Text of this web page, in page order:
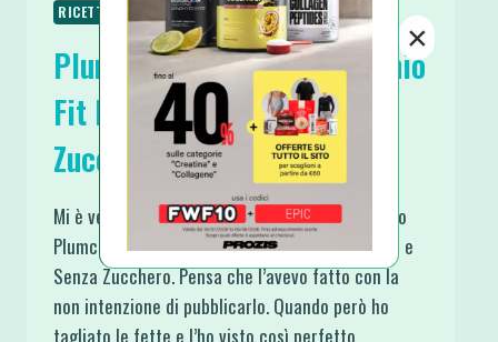
RICETTE SENZA ZUCCHERO
Plumcake Yogurt e Pistacchio
Fit Light Proteico e Senza
Zucchero
Mi è venuto di una perfezione incredibile questo
Plumcake Yogurt e Pistacchio Fit Light Proteico e
Senza Zucchero. Pensa che l’avevo fatto con la
non intenzione di pubblicarlo. Quando però ho
tagliato le fette e l’ho visto così perfetto
×